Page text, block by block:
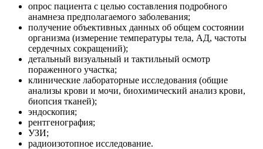
опрос пациента с целью составления подробного
анамнеза предполагаемого заболевания;
получение объективных данных об общем состоянии
организма (измерение температуры тела, АД, частоты
сердечных сокращений);
детальный визуальный и тактильный осмотр
пораженного участка;
клинические лабораторные исследования (общие
анализы крови и мочи, биохимический анализ крови,
биопсия тканей);
эндоскопия;
рентгенография;
УЗИ;
радиоизотопное исследование.